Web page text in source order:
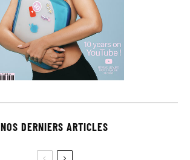
NOS DERNIERS ARTICLES